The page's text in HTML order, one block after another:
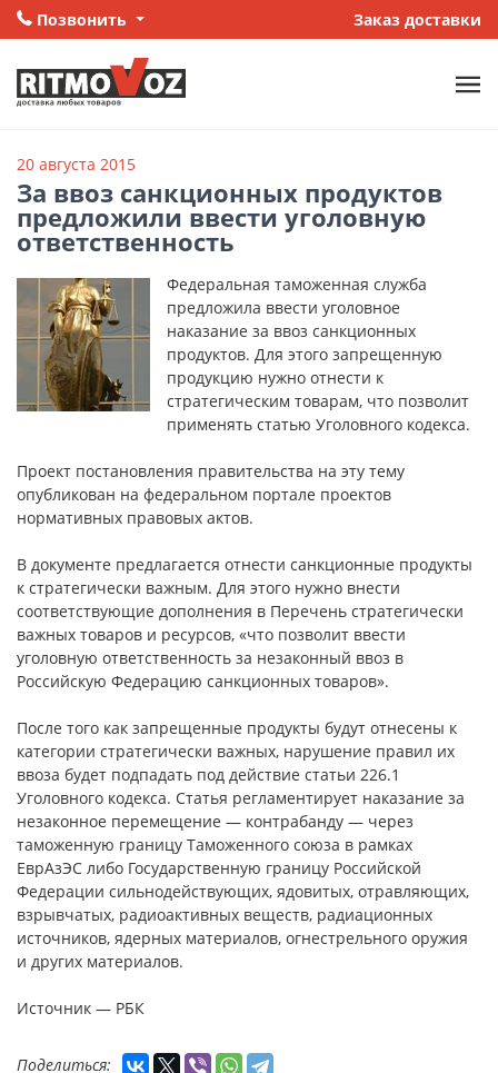
Позвонить Заказ доставки
20 августа 2015
За ввоз санкционных продуктов
предложили ввести уголовную
ответственность
​Федеральная таможенная служба
предложила ввести уголовное
наказание за ввоз санкционных
продуктов. Для этого запрещенную
продукцию нужно отнести к
стратегическим товарам, что позволит
применять статью Уголовного кодекса.
Проект постановления правительства на эту тему
опубликован на федеральном портале проектов
нормативных правовых актов.
В документе предлагается отнести санкционные продукты
к стратегически важным. Для этого нужно внести
соответствующие дополнения в Перечень стратегически
важных товаров и ресурсов, «что позволит ввести
уголовную ответственность за незаконный ввоз в
Российскую Федерацию санкционных товаров».
После того как запрещенные продукты будут отнесены к
категории стратегически важных, нарушение правил их
ввоза будет подпадать под действие статьи 226.1
Уголовного кодекса. Статья регламентирует наказание за
незаконное перемещение — контрабанду — через
таможенную границу Таможенного союза в рамках
ЕврАзЭС либо Государственную границу Российской
Федерации сильнодействующих, ядовитых, отравляющих,
взрывчатых, радиоактивных веществ, радиационных
источников, ядерных материалов, огнестрельного оружия
и других материалов.
Источник — РБК
Поделиться: